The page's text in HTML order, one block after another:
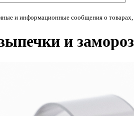
и информационные сообщения о
и